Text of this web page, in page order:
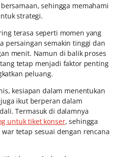
sehingga memahami
strategi.
terasa seperti momen yang
persaingan semakin tinggi dan
menit. Namun di balik proses
tetap menjadi faktor penting
peluang.
kesiapan dalam menentukan
ikut berperan dalam
Termasuk di dalamnya
untuk tiket konser, sehingga
tetap sesuai dengan rencana